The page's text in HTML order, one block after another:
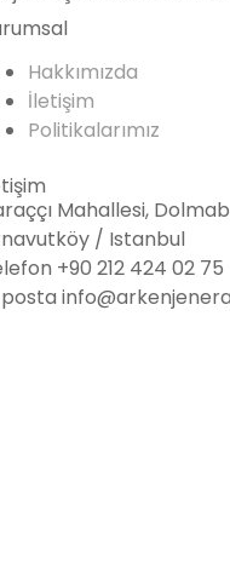
Hakkımızda
İletişim
Politikalarımız
Mahallesi,
/ Istanbul
+90 212 424 02 75